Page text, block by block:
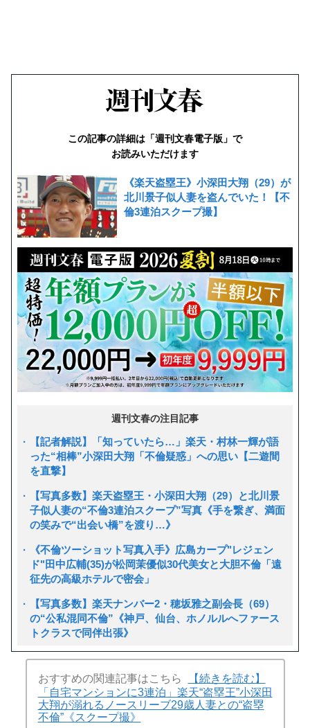
この記事の詳細は「週刊文春電子版」で
お読みいただけます
《楽天盗塁王》小深田大翔（29）が
北川景子似人妻を盗んでいた！【不
倫3連泊スクープ撮】
週刊文春の注目記事
【記者解説】「知っていたら…」楽天・村林一輝が語
った“相棒”小深田大翔「不倫疑惑」への思い【二遊間
を直撃】
【写真多数】楽天盗塁王・小深田大翔（29）と北川景
子似人妻の“不倫3連泊スクープ”写真《手を繋ぎ、満面
の笑みで“出会い橋”を渡り…》
《不倫ツーショット写真入手》広島カープ"レジェン
ド"田中広輔(35)が松岡茉優似30代美女と大胆不倫「遠
征先の高級ホテルで密会」
【写真多数】楽天ナンバー2・穂坂雅之副会長（69）
の“公私混同不倫”《神戸、仙台、ホノルルへファース
トクラスで同伴出張》
おすすめの関連記事はこちら
【続きを読む】
「自宅マンションに3連泊」楽天“盗塁王”小深田
大翔が溺れるノースリーブ29歳人妻との“盗塁
不倫”《スクープ撮》